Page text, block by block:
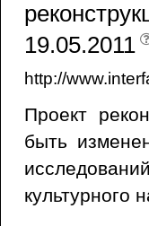
19.05.2011
http://
Проект
быть
культурного